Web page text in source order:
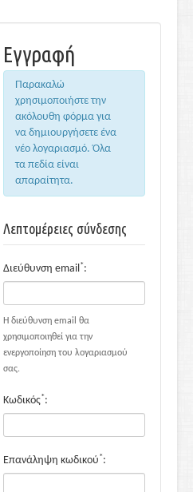
Εγγραφή
Παρακαλώ
χρησιμοποιήστε την
ακόλουθη φόρμα για
να δημιουργήσετε ένα
νέο λογαριασμό. Όλα
τα πεδία είναι
απαραίτητα.
Λεπτομέρειες σύνδεσης
Διεύθυνση email*:
Η διεύθυνση email θα
χρησιμοποιηθεί για την
ενεργοποίηση του λογαριασμού
σας.
Κωδικός*:
Επανάληψη κωδικού*: